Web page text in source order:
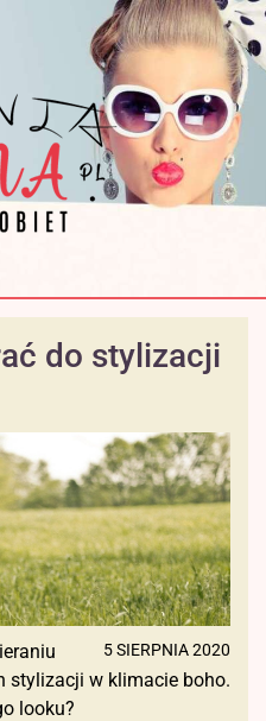
do stylizacji
5 SIERPNIA 2020
stylizacji w klimacie boho.
looku?